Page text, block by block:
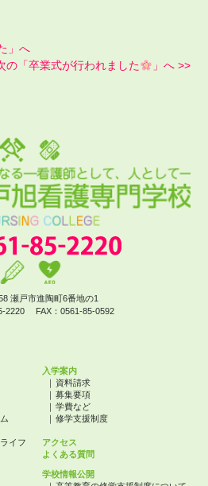
」へ
の「卒業式が行われました
」へ >>
瀬戸市進陶町6番地の1
2220 FAX： 0561-85-0592
イフ
入学案内
資料請求
募集要項
学費など
修学支援制度
アクセス
よくある質問
学校情報公開